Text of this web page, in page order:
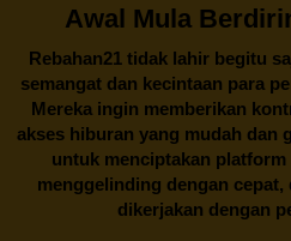
Awal Mula
Rebahan21 tidak lahir begitu
semangat dan kecintaan para
Mereka ingin memberikan
akses hiburan yang mudah dan
untuk menciptakan
menggelinding dengan
dikerjakan dengan